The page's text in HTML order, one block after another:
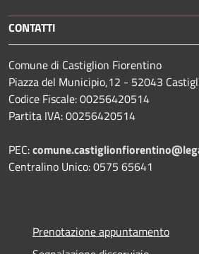
CONTATTI
Comune di Castiglion Fiorentino
Piazza del Municipio,12 - 52043
Codice Fiscale: 00256420514
Partita IVA: 00256420514
PEC:
Centralino Unico: 0575 65641
Prenotazione appuntamento